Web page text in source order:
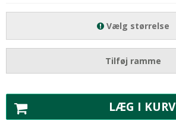
Vælg størrelse
Tilføj ramme
LÆG I KURV